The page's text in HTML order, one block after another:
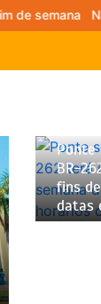
boliviano mais
Ponte
BR-
fins
datas